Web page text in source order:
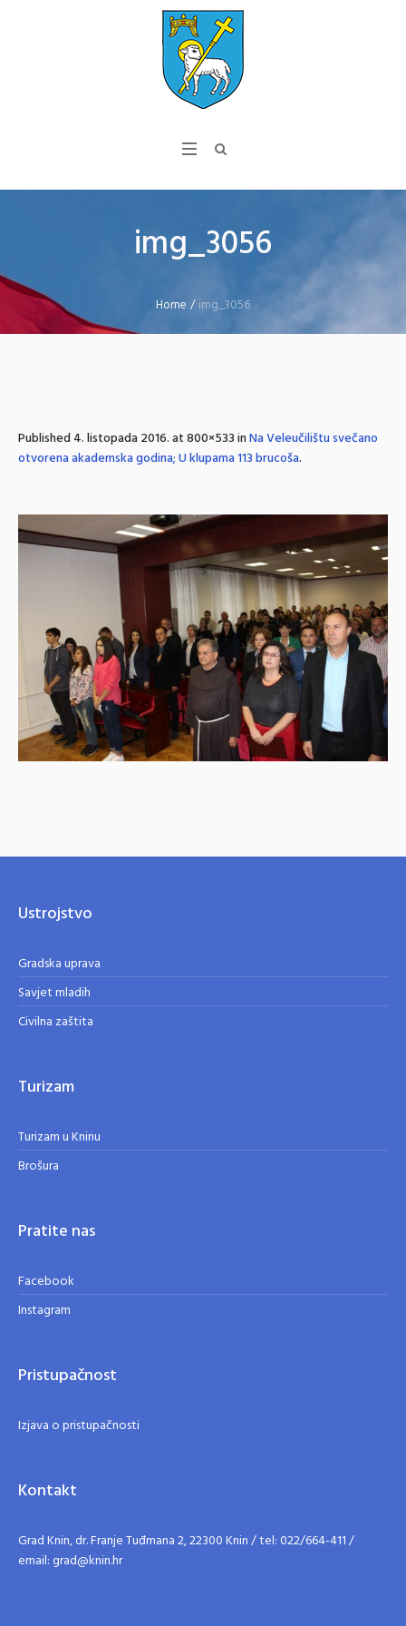
img_3056
Home /img_3056
Published4. listopada 2016.at 800×533 inNa Veleučilištu svečano
otvorena akademska godina; U klupama 113 brucoša.
Ustrojstvo
Gradska uprava
Savjet mladih
Civilna zaštita
Turizam
Turizam u Kninu
Brošura
Pratite nas
Facebook
Instagram
Pristupačnost
Izjava o pristupačnosti
Kontakt
Grad Knin, dr. Franje Tuđmana 2, 22300 Knin / tel: 022/664-411 /
email: grad@knin.hr